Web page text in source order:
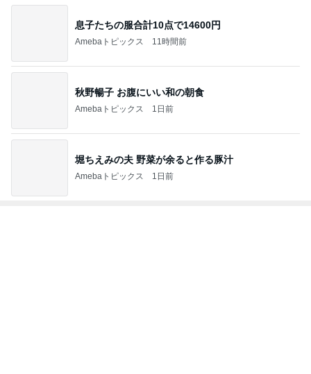
息子たちの服合計10点で14600円
Amebaトピックス 11時間前
秋野暢子 お腹にいい和の朝食
Amebaトピックス 1日前
堀ちえみの夫 野菜が余ると作る豚汁
Amebaトピックス 1日前